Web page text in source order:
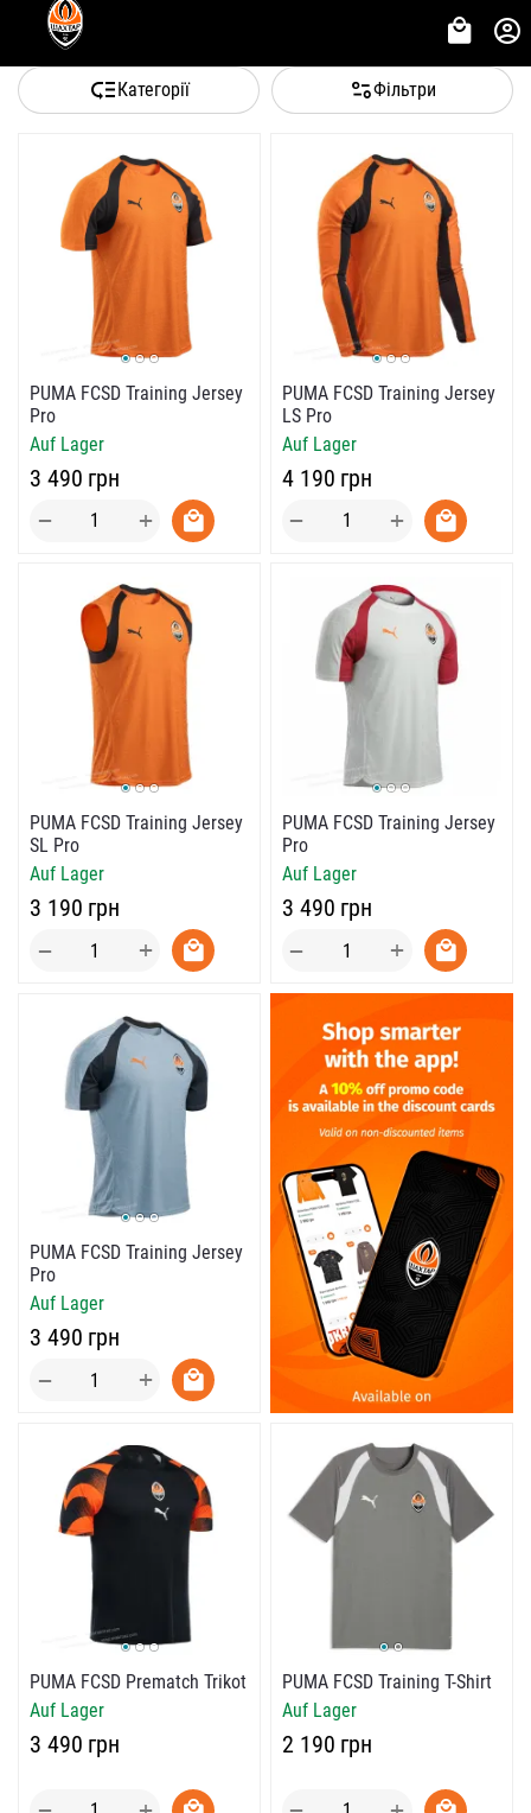
Категорії Фільтри
PUMA FCSD Training Jersey
Pro
Auf Lager
‍3 490‍ грн
+
−
PUMA FCSD Training Jersey
LS Pro
Auf Lager
‍4 190‍ грн
+
−
PUMA FCSD Training Jersey
SL Pro
Auf Lager
‍3 190‍ грн
+
−
PUMA FCSD Training Jersey
Pro
Auf Lager
‍3 490‍ грн
+
−
PUMA FCSD Training Jersey
Pro
Auf Lager
‍3 490‍ грн
+
−
PUMA FCSD Prematch Trikot
Auf Lager
‍3 490‍ грн
PUMA FCSD Training T-Shirt
Auf Lager
‍2 190‍ грн